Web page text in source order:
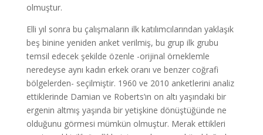
olmuştur.
Elli yıl sonra bu çalışmaların ilk katılımcılarından yaklaşık
beş binine yeniden anket verilmiş, bu grup ilk grubu
temsil edecek şekilde özenle -orijinal örneklemle
neredeyse aynı kadın erkek oranı ve benzer coğrafi
bölgelerden- seçilmiştir. 1960 ve 2010 anketlerini analiz
ettiklerinde Damian ve Roberts’ın on altı yaşındaki bir
ergenin altmış yaşında bir yetişkine dönüştüğünde ne
olduğunu görmesi mümkün olmuştur. Merak ettikleri